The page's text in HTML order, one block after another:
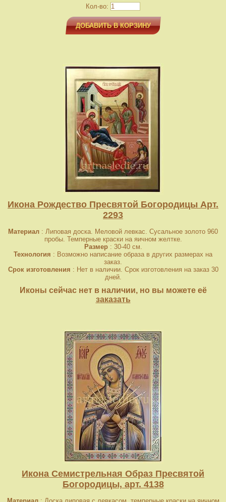
Кол-во:
ДОБАВИТЬ В КОРЗИНУ
Икона Рождество Пресвятой Богородицы Арт.
2293
Материал : Липовая доска. Меловой левкас. Сусальное золото 960
пробы. Темперные краски на яичном желтке.
Размер: 30-40 см.
Технология : Возможно написание образа в других размерах на
заказ.
Срок изготовления : Нет в наличии. Срок изготовления на заказ 30
дней.
Иконы сейчас нет в наличии, но вы можете её
заказать
Икона Семистрельная Образ Пресвятой
Богородицы, арт. 4138